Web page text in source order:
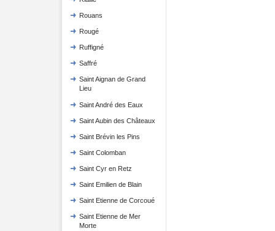
Rouans
Rougé
Ruffigné
Saffré
Saint Aignan de Grand
Lieu
Saint André des Eaux
Saint Aubin des Châteaux
Saint Brévin les Pins
Saint Colomban
Saint Cyr en Retz
Saint Emilien de Blain
Saint Etienne de Corcoué
Saint Etienne de Mer
Morte